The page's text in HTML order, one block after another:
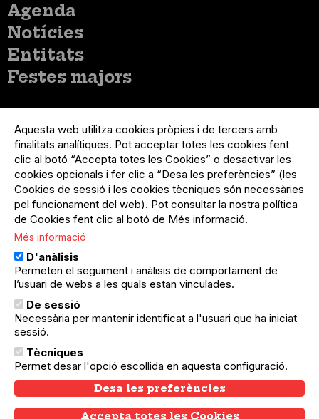
Menú
principal
Agenda
Notícies
Entitats
Festes majors
del
compte
d'usuari
Menú
usuari
no
loggat
Registre organització
Menú
Peu
Sobre el projecte
Preguntes freqüents
Contacte
Menú
Legal
Política de privacitat
Avís legal
Política de cookies
El Quèdequè no es fa responsable de les activitats
programades; en són responsables els col·lectius
organitzadors.
© Quedequè, 2025
Aquesta web utilitza cookies pròpies i de tercers amb
finalitats analítiques. Pot acceptar totes les cookies fent
clic al botó “Accepta totes les Cookies” o desactivar les
cookies opcionals i fer clic a “Desa les preferències” (les
Cookies de sessió i les cookies tècniques són necessàries
pel funcionament del web). Pot consultar la nostra política
de Cookies fent clic al botó de Més informació.
Més informació
D'anàlisis
Permeten el seguiment i anàlisis de comportament de
l’usuari de webs a les quals estan vinculades.
De sessió
Necessària per mantenir identificat a l'usuari que ha iniciat
sessió.
Tècniques
Permet desar l'opció escollida en aquesta configuració.
Desa les preferències
Accepta totes les Cookies
Withdraw consent